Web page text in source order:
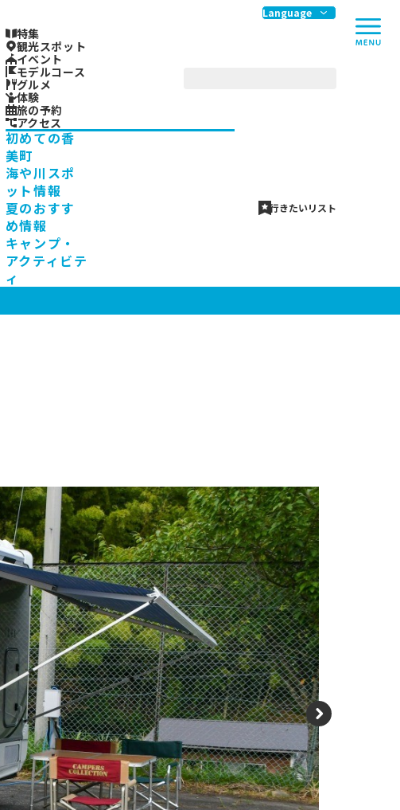
Language
行きたいリスト
特集
観光スポット
イベント
モデルコース
グルメ
体験
旅の予約
アクセス
初めての香
美町
海や川スポ
ット情報
夏のおすす
め情報
キャンプ・
アクティビテ
ィ
N
e
xt